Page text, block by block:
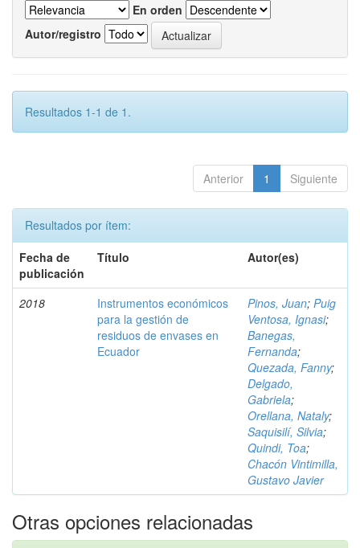
En orden
Autor/registro
Resultados 1-1 de 1.
Anterior 1 Siguiente
Resultados por ítem:
Fecha de
publicación
Título Autor(es)
2018
Instrumentos económicos
para la gestión de
residuos de envases en
Ecuador
Pinos, Juan; Puig
Ventosa, Ignasi;
Banegas,
Fernanda;
Quezada, Fanny;
Delgado,
Gabriela;
Orellana, Nataly;
Saquisilí, Silvia;
Quindi, Toa;
Chacón Vintimilla,
Gustavo Javier
Otras opciones relacionadas